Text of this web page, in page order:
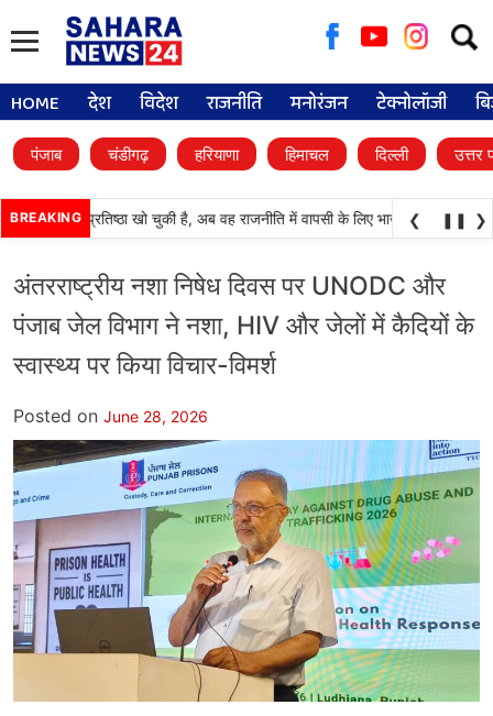
for:
HOME देश विदेश राजनीति मनोरंजन टेक्नोलॉजी
पंजाब चंडीगढ़ हरियाणा हिमाचल दिल्ली उत्तर
BREAKING
दल) अपनी प्रतिष्ठा खो चुकी है, अब वह राजनीति में वापसी के लिए भाजपा से समझौता
❮ ❚❚ ❯
अंतरराष्ट्रीय नशा निषेध दिवस पर UNODC और
पंजाब जेल विभाग ने नशा, HIV और जेलों में कैदियों के
स्वास्थ्य पर किया विचार-विमर्श
Posted on June 28, 2026